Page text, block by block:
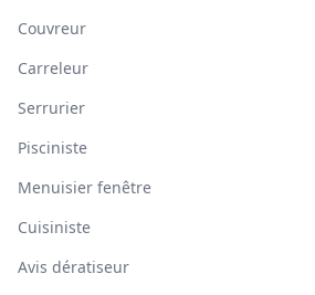
Couvreur
Carreleur
Serrurier
Pisciniste
Menuisier fenêtre
Cuisiniste
Avis dératiseur